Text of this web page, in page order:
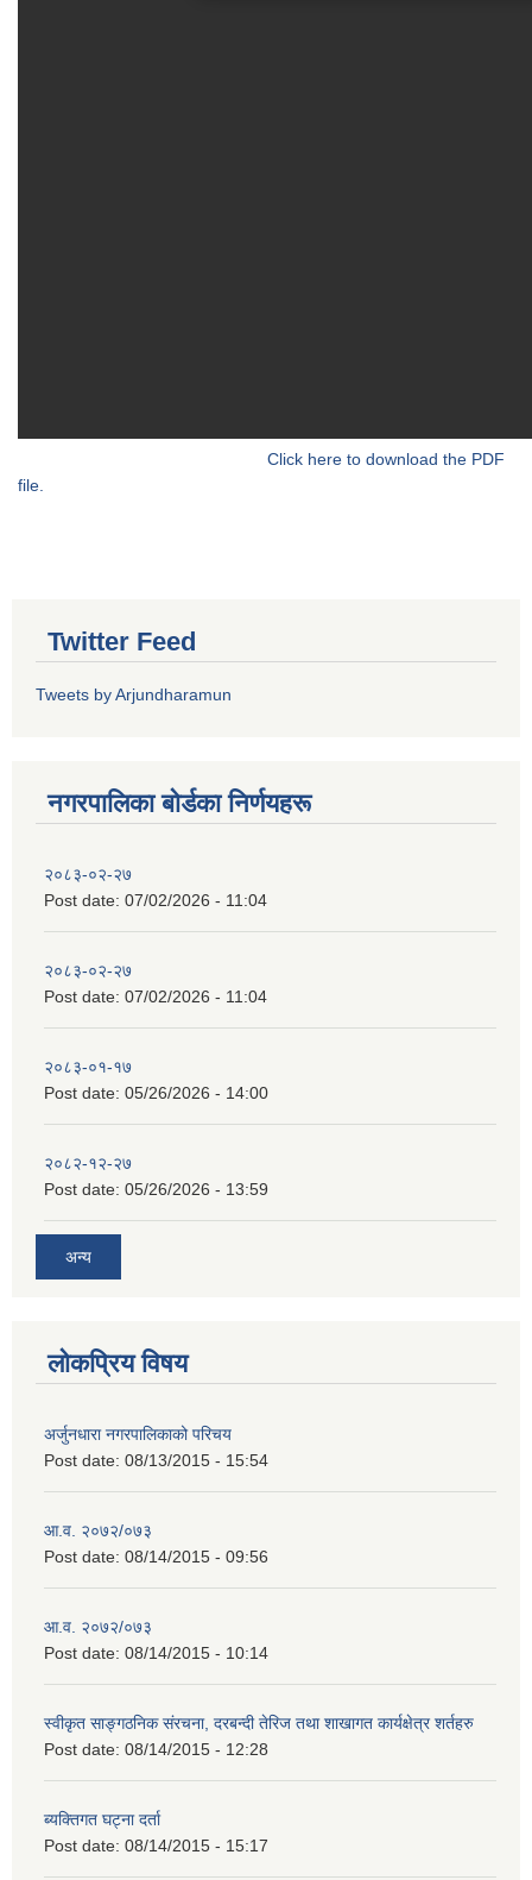
Click here to download the PDF
file.
Twitter Feed
Tweets by Arjundharamun
नगरपालिका बाेर्डका निर्णयहरू
२०८३-०२-२७
Post date: 07/02/2026 - 11:04
२०८३-०२-२७
Post date: 07/02/2026 - 11:04
२०८३-०१-१७
Post date: 05/26/2026 - 14:00
२०८२-१२-२७
Post date: 05/26/2026 - 13:59
अन्य
लोकप्रिय विषय
अर्जुनधारा नगरपालिकाको परिचय
Post date: 08/13/2015 - 15:54
आ.व. २०७२/०७३
Post date: 08/14/2015 - 09:56
आ.व. २०७२/०७३
Post date: 08/14/2015 - 10:14
स्वीकृत साङ्गठनिक संरचना, दरबन्दी तेरिज तथा शाखागत कार्यक्षेत्र शर्तहरु
Post date: 08/14/2015 - 12:28
ब्यक्तिगत घट्ना दर्ता
Post date: 08/14/2015 - 15:17